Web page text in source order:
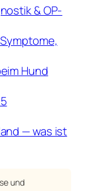
& OP-
Hund
— was ist
und